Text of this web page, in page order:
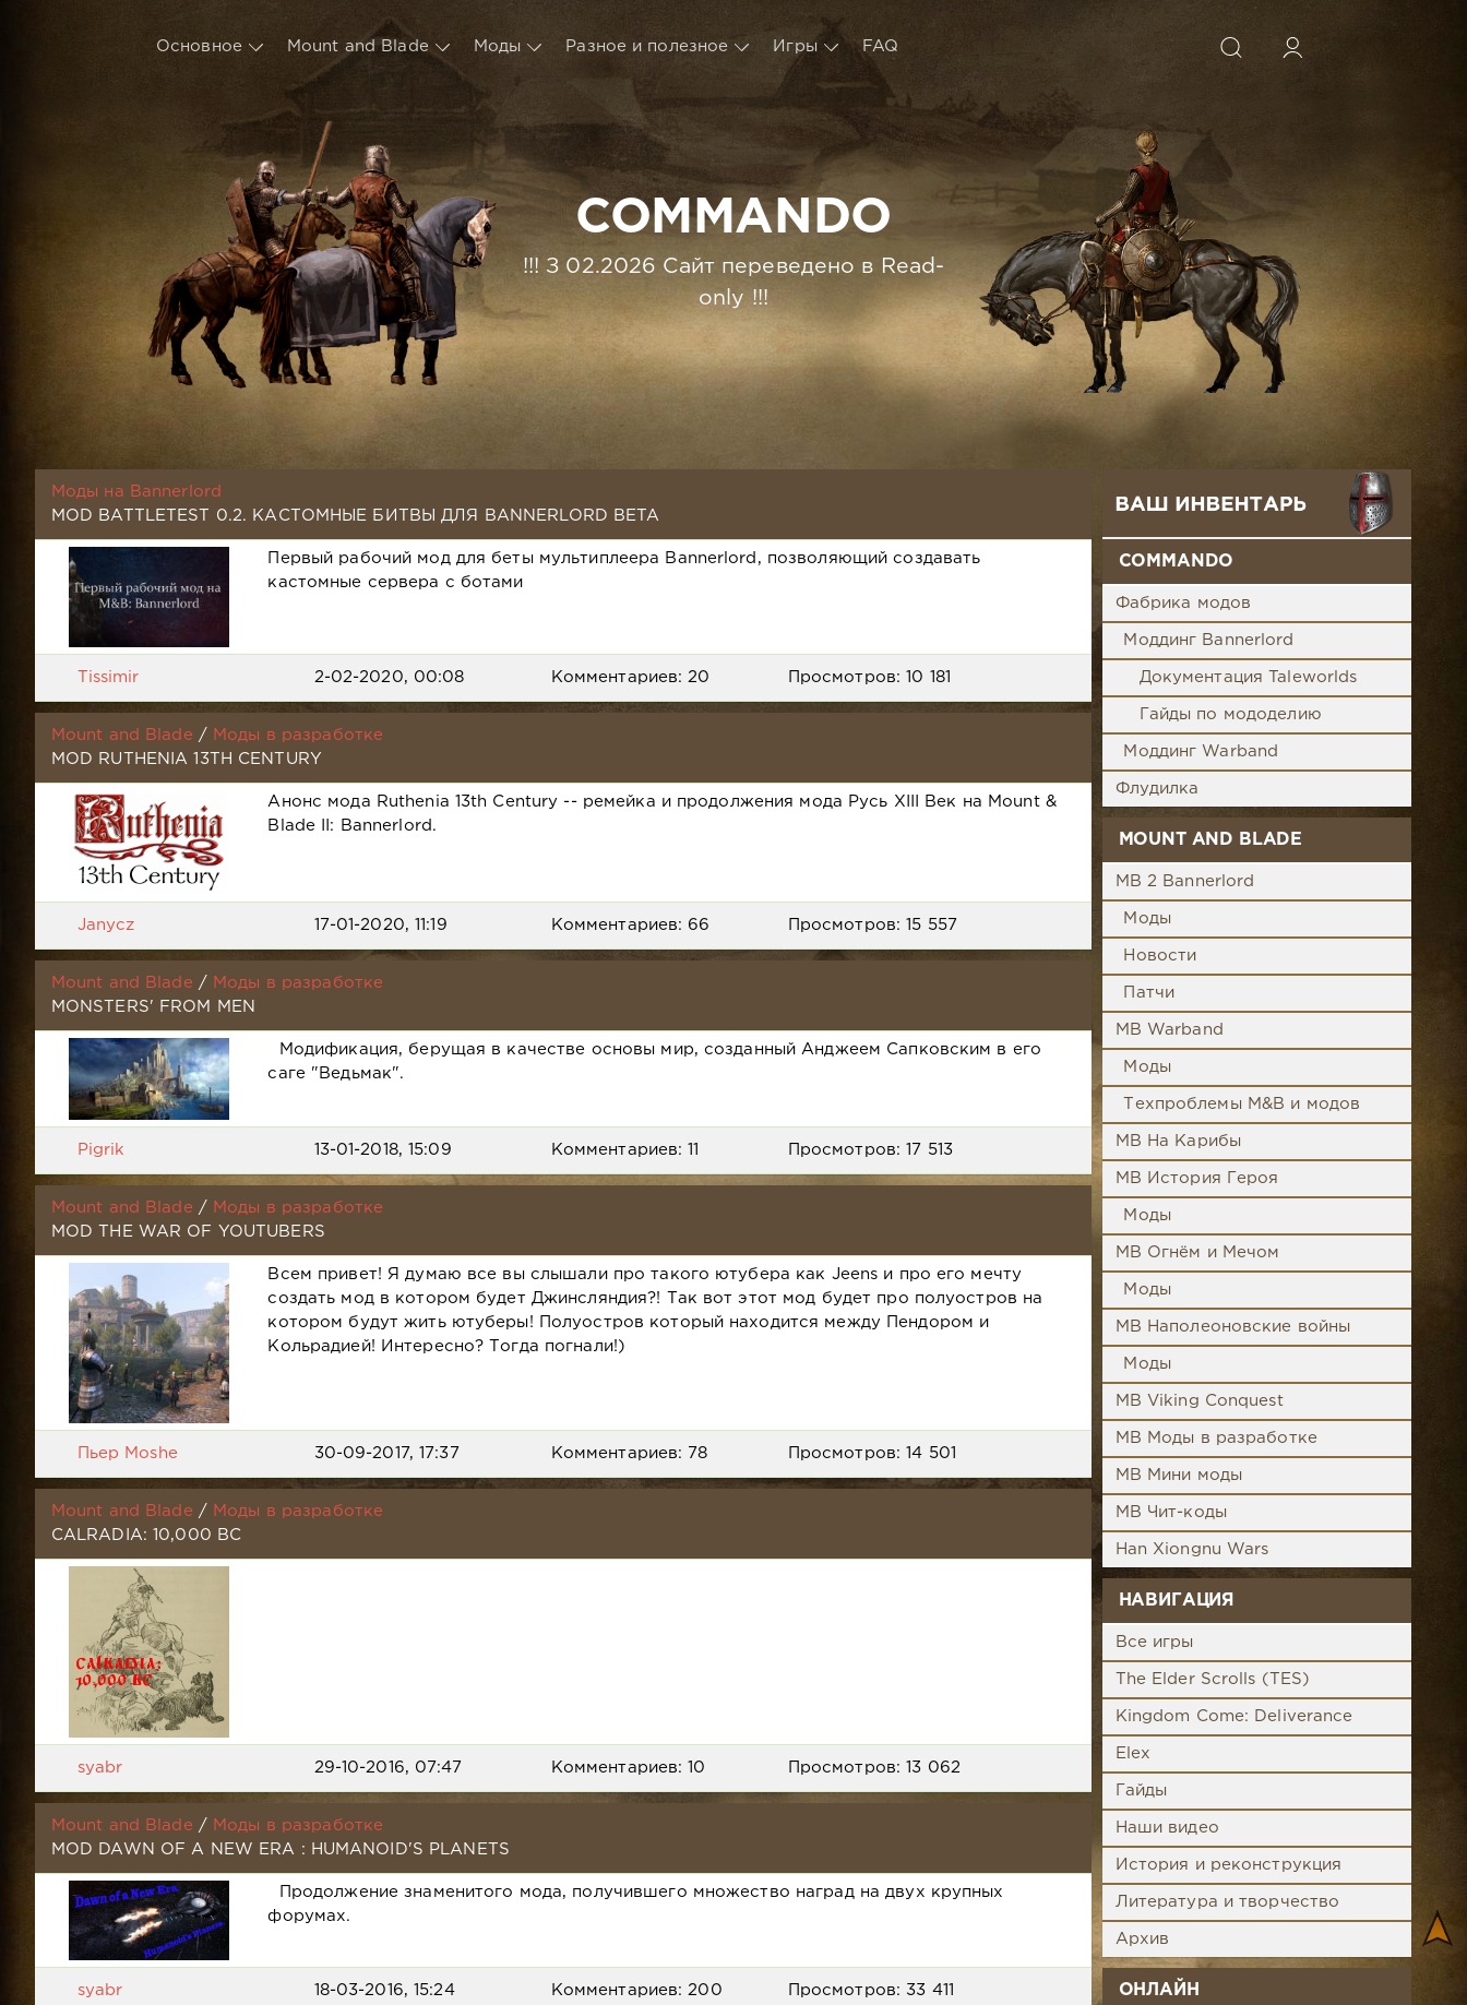
Основное Mount and Blade Моды Разное и полезное Игры FAQ
COMMANDO
!!! З 02.2026 Сайт переведено в Read-
only !!!
Моды на Bannerlord
MOD BATTLETEST 0.2. КАСТОМНЫЕ БИТВЫ ДЛЯ BANNERLORD BETA
Первый рабочий мод для беты мультиплеера Bannerlord, позволяющий создавать
кастомные сервера с ботами
Tissimir 2-02-2020, 00:08 Комментариев: 20 Просмотров: 10 181
Mount and Blade /
Моды в разработке
MOD RUTHENIA 13TH CENTURY
Анонс мода Ruthenia 13th Century -- ремейка и продолжения мода Русь XIII Век на Mount &
Blade II: Bannerlord.
Janycz 17-01-2020, 11:19 Комментариев: 66 Просмотров: 15 557
Mount and Blade /
Моды в разработке
MONSTERS' FROM MEN
Модификация, берущая в качестве основы мир, созданный Анджеем Сапковским в его
саге "Ведьмак".
Pigrik 13-01-2018, 15:09 Комментариев: 11 Просмотров: 17 513
Mount and Blade /
Моды в разработке
MOD THE WAR OF YOUTUBERS
Всем привет! Я думаю все вы слышали про такого ютубера как Jeens и про его мечту
создать мод в котором будет Джинсляндия?! Так вот этот мод будет про полуостров на
котором будут жить ютуберы! Полуостров который находится между Пендором и
Кольрадией! Интересно? Тогда погнали!)
Пьер Moshe 30-09-2017, 17:37 Комментариев: 78 Просмотров: 14 501
Mount and Blade /
Моды в разработке
CALRADIA: 10,000 BC
syabr 29-10-2016, 07:47 Комментариев: 10 Просмотров: 13 062
Mount and Blade /
Моды в разработке
MOD DAWN OF A NEW ERA : HUMANOID'S PLANETS
Продолжение знаменитого мода, получившего множество наград на двух крупных
форумах.
syabr 18-03-2016, 15:24 Комментариев: 200 Просмотров: 33 411
COMMANDO
Фабрика модов
Моддинг Bannerlord
Документация Taleworlds
Гайды по мододелию
Моддинг Warband
Флудилка
MOUNT AND BLADE
MB 2 Bannerlord
Моды
Новости
Патчи
MB Warband
Моды
Техпроблемы M&B и модов
MB На Карибы
MB История Героя
Моды
MB Огнём и Мечом
Моды
MB Наполеоновские войны
Моды
MB Viking Conquest
MB Моды в разработке
MB Мини моды
MB Чит-коды
Han Xiongnu Wars
НАВИГАЦИЯ
Все игры
The Elder Scrolls (TES)
Kingdom Come: Deliverance
Elex
Гайды
Наши видео
История и реконструкция
Литература и творчество
Архив
ОНЛАЙН